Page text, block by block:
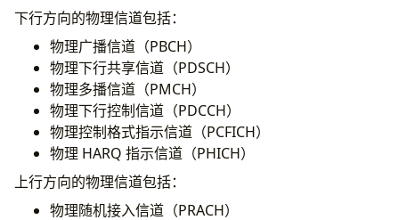
下行方向的物理信道包括：
物理广播信道（PBCH）
物理下行共享信道（PDSCH）
物理多播信道（PMCH）
物理下行控制信道（PDCCH）
物理控制格式指示信道（PCFICH）
物理 HARQ 指示信道（PHICH）
上行方向的物理信道包括：
物理随机接入信道（PRACH）